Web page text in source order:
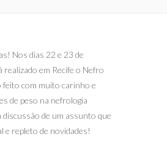
Nos dias 22 e 23 de
realizado em Recife o Nefro
feito com muito carinho e
de peso na nefrologia
discussão de um assunto que
e repleto de novidades!